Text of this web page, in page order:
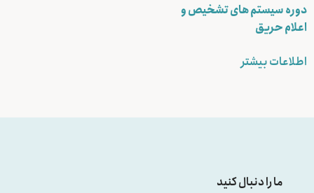
دوره سیستم های تشخیص و
اعلام حریق
اطلاعات بیشتر
ما را دنبال کنید